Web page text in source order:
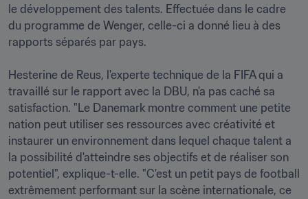
le développement des talents. Effectuée dans le cadre
du programme de Wenger, celle-ci a donné lieu à des
rapports séparés par pays.
Hesterine de Reus, l'experte technique de la FIFA qui a
travaillé sur le rapport avec la DBU, n'a pas caché sa
satisfaction. "Le Danemark montre comment une petite
nation peut utiliser ses ressources avec créativité et
instaurer un environnement dans lequel chaque talent a
la possibilité d'atteindre ses objectifs et de réaliser son
potentiel", explique-t-elle. "C'est un petit pays de football
extrêmement performant sur la scène internationale, ce